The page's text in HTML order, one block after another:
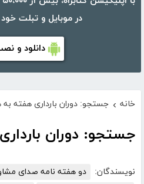
در موبایل و تبلت
دانلود و
خانه › جستجو: دوران بارداری هفته
جستجو: دوران
نویسندگان: دو هفته نامه صدای